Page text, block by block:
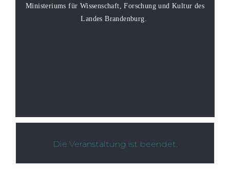
Ministeriums für Wissenschaft, Forschung und Kultur des
Landes Brandenburg.
Die Veranstaltung ist beendet.